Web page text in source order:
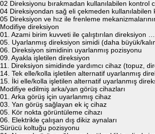
02 Direksiyonu bırakmadan kullanılabilen kontrol
04 Direksiyondan sağ eli çekmeden kullanılabilen
05 Direksiyon ve hız ile frenleme
Modifiye direksiyon
01. Azami birim kuvveti ile çalıştırılan direksiyon
05. Uyarlanmış direksiyon simidi (daha büyük/
06. Direksiyon simidinin uyarlanmış pozisyonu
09. Ayakla işletilen direksiyon
11. Direksiyon simidinde yardımcı cihaz (topuz,
14. Tek elle/kolla işletilen alternatif uyarlanmış
15. İki elle/kolla işletilen alternatif uyarlanmış
Modifiye edilmiş arka/yan görüş cihazları
01. Arka görüş için uyarlanmış cihaz
03. Yan görüş sağlayan ek iç cihaz
05. Kör nokta görüntüleme cihazı
06. Elektrikle çalışan dış dikiz aynaları
Sürücü koltuğu pozisyonu